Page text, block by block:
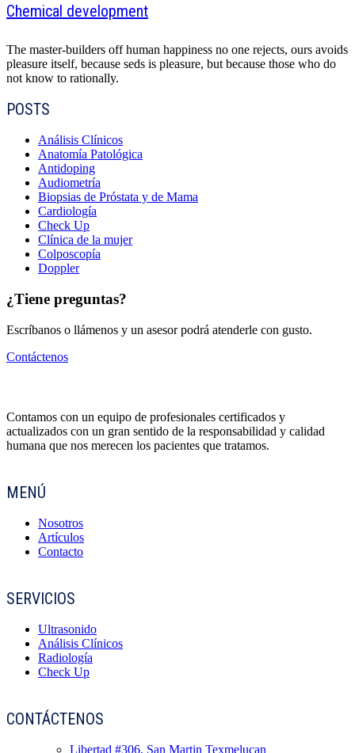
Chemical development
The master-builders off human happiness no one rejects, ours avoids
pleasure itself, because seds is pleasure, but because those who do
not know to rationally.
POSTS
Análisis Clínicos
Anatomía Patológica
Antidoping
Audiometría
Biopsias de Próstata y de Mama
Cardiología
Check Up
Clínica de la mujer
Colposcopía
Doppler
¿Tiene preguntas?
Escríbanos o llámenos y un asesor podrá atenderle con gusto.
Contáctenos
Contamos con un equipo de profesionales certificados y
actualizados con un gran sentido de la responsabilidad y calidad
humana que nos merecen los pacientes que tratamos.
MENÚ
Nosotros
Artículos
Contacto
SERVICIOS
Ultrasonido
Análisis Clínicos
Radiología
Check Up
CONTÁCTENOS
Libertad #306, San Martin Texmelucan